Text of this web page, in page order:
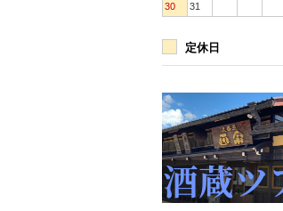
30
31
定休日